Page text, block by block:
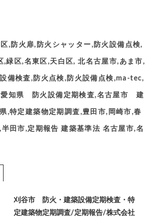
,防火扉,防火シャッター,防火設備点検,
緑区,名東区,天白区, 北名古屋市,あま市,
備検査,防火点検,防火設備点検,ma-tec,
愛知県 防火設備定期検査,名古屋市 建
特定建築物定期調査,豊田市,岡崎市,春
田市,定期報告 建築基準法 名古屋市,名
刈谷市 防火・建築設備定期検査・特
定建築物定期調査/定期報告/株式会社